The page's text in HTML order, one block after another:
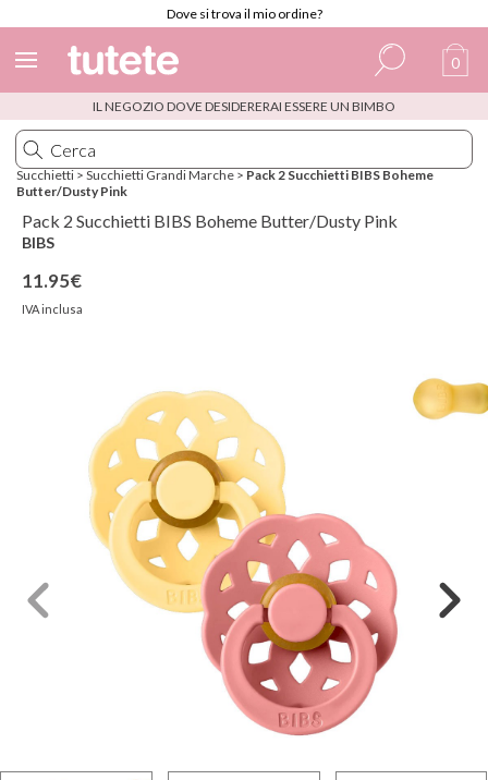
Dove si trova il mio ordine?
Spagnolo
Italiano
Inglese
0
IL NEGOZIO DOVE DESIDERERAI ESSERE UN BIMBO
Succhietti > Succhietti Grandi Marche > Pack 2 Succhietti BIBS Boheme
Butter/Dusty Pink
Pack 2 Succhietti BIBS Boheme Butter/Dusty Pink
BIBS
11.95€
IVA inclusa